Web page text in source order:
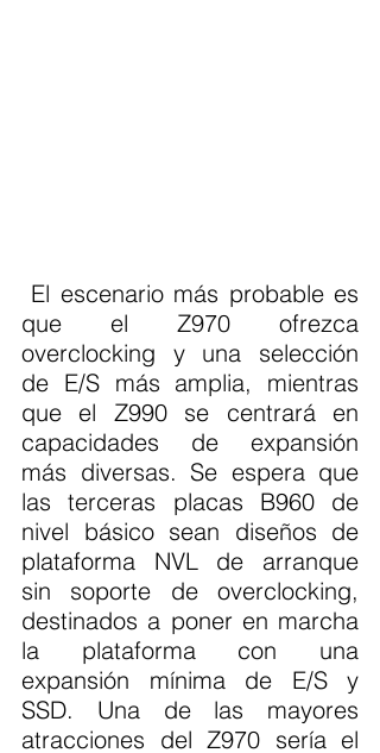
que el Z970 ofrezca
overclocking y una selección
de E/S más amplia, mientras
que el Z990 se centrará en
capacidades de expansión
más diversas. Se espera que
las terceras placas B960 de
nivel básico sean diseños de
plataforma NVL de arranque
sin soporte de overclocking,
destinados a poner en marcha
la plataforma con una
expansión mínima de E/S y
SSD. Una de las mayores
atracciones del Z970 sería el